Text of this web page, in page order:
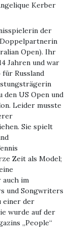
Kerber
der
Open). Ihr
Jahren und war
Russland
US Open und
Leider musste
Sie spielt
Zeit als Model;
auch im
und Songwriters
einer der
wurde auf der
„People“